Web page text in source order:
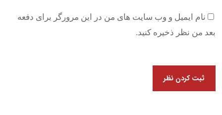
نام ایمیل و وب سایت های من در این مرورگر برای دفعه
بعد من نظر ذخیره کنید.